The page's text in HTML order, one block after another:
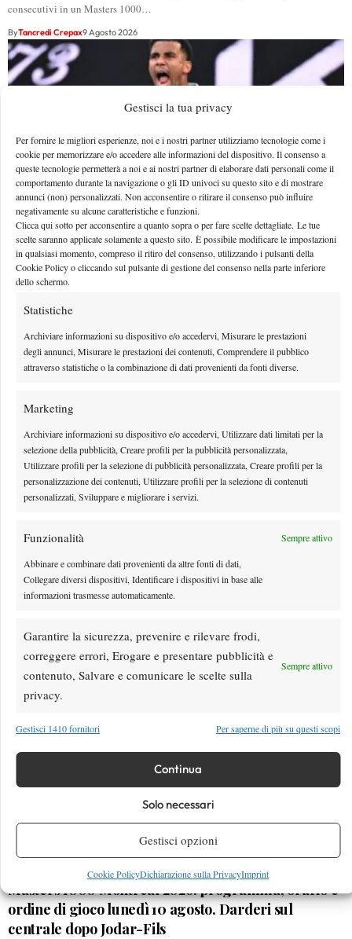
Gestisci la tua privacy
Per fornire le migliori esperienze, noi e i nostri partner utilizziamo tecnologie come i
cookie per memorizzare e/o accedere alle informazioni del dispositivo. Il consenso a
queste tecnologie permetterà a noi e ai nostri partner di elaborare dati personali come il
comportamento durante la navigazione o gli ID univoci su questo sito e di mostrare
annunci (non) personalizzati. Non acconsentire o ritirare il consenso può influire
negativamente su alcune caratteristiche e funzioni.
Clicca qui sotto per acconsentire a quanto sopra o per fare scelte dettagliate. Le tue
scelte saranno applicate solamente a questo sito. È possibile modificare le impostazioni
in qualsiasi momento, compreso il ritiro del consenso, utilizzando i pulsanti della
Cookie Policy o cliccando sul pulsante di gestione del consenso nella parte inferiore
dello schermo.
Statistiche
Archiviare informazioni su dispositivo e/o accedervi, Misurare le prestazioni
degli annunci, Misurare le prestazioni dei contenuti, Comprendere il pubblico
attraverso statistiche o la combinazione di dati provenienti da fonti diverse.
Marketing
Archiviare informazioni su dispositivo e/o accedervi, Utilizzare dati limitati per la
selezione della pubblicità, Creare profili per la pubblicità personalizzata,
Utilizzare profili per la selezione di pubblicità personalizzata, Creare profili per la
personalizzazione dei contenuti, Utilizzare profili per la selezione di contenuti
personalizzati, Sviluppare e migliorare i servizi.
Funzionalità Sempre attivo
Abbinare e combinare dati provenienti da altre fonti di dati,
Collegare diversi dispositivi, Identificare i dispositivi in base alle
informazioni trasmesse automaticamente.
Garantire la sicurezza, prevenire e rilevare frodi,
correggere errori, Erogare e presentare pubblicità e
contenuto, Salvare e comunicare le scelte sulla
privacy.
Sempre attivo
Gestisci 1410 fornitori Per saperne di più su questi scopi
Continua
Solo necessari
Gestisci opzioni
Cookie PolicyDichiarazione sulla PrivacyImprint
consecutivi in un Masters 1000…
ByTancredi Crepax9 Agosto 2026
Fils prima del test Jodar a Montreal: “Non vedo l’ora,
è il giocatore più in forma del momento”
Dopo la vittoria contro Norrie il francese affronterà Jodar ai quarti di finale del
Tancredi Crepax 9 Agosto 2026
Quando gioca Darderi contro Nakashima al Masters
1000 di Montreal 2026? Data, orario e diretta tv
martedì 11 agosto, a seguire…
Tancredi Crepax9 Agosto 2026
Masters 1000 Montreal 2026: programma, orario e
ordine di gioco lunedì 10 agosto. Darderi sul
centrale dopo Jodar-Fils